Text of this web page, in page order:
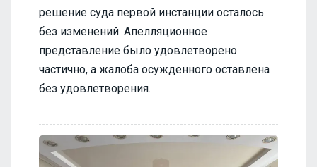
решение суда первой инстанции осталось
без изменений. Апелляционное
представление было удовлетворено
частично, а жалоба осужденного оставлена
без удовлетворения.